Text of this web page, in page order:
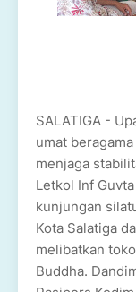
SALATIGA -
umat
menjaga
Letkol Inf
kunjungan
Kota Salatiga
melibatkan
Buddha.